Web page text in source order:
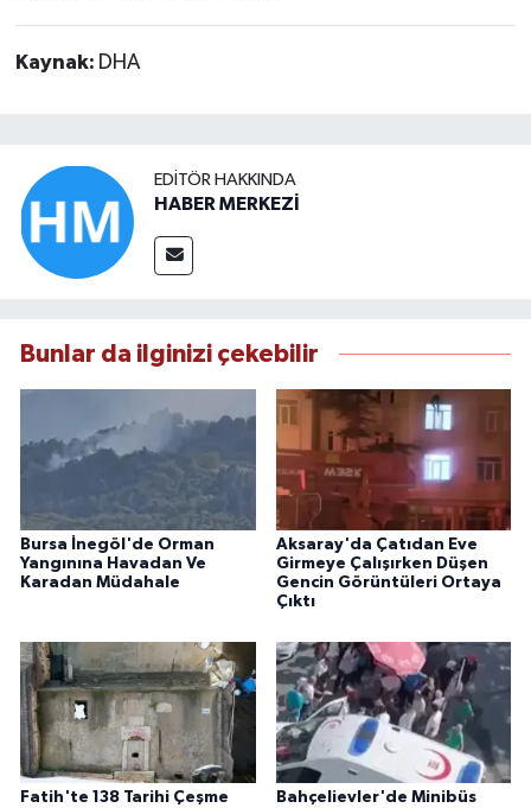
Kaynak: DHA
EDITÖR HAKKINDA
HABER MERKEZİ
Bunlar da ilginizi çekebilir
Bursa İnegöl'de Orman
Yangınına Havadan Ve
Karadan Müdahale
Aksaray'da Çatıdan Eve
Girmeye Çalışırken Düşen
Gencin Görüntüleri Ortaya
Çıktı
Fatih'te 138 Tarihi Çeşme Bahçelievler'de Minibüs